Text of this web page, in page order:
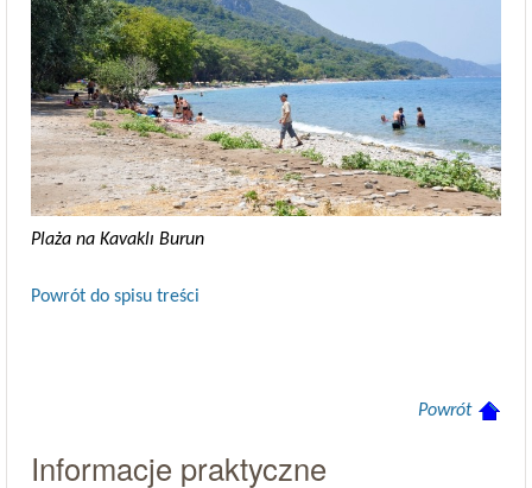
Plaża na Kavaklı Burun
Powrót do spisu treści
Powrót
Informacje praktyczne